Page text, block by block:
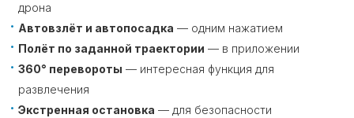
дрона
Автовзлёт и автопосадка — одним нажатием
Полёт по заданной траектории — в приложении
360° перевороты — интересная функция для
развлечения
Экстренная остановка — для безопасности